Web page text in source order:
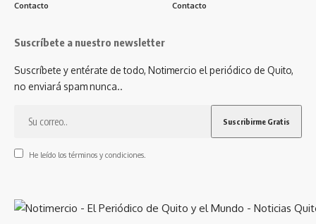
Contacto Contacto
Suscríbete a nuestro newsletter
Suscríbete y entérate de todo, Notimercio el periódico de Quito,
no enviará spam nunca..
He leído los términos y condiciones.